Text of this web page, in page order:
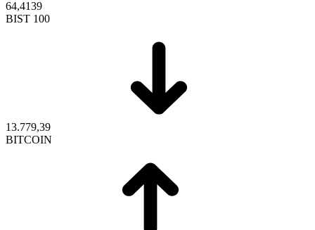
64,4139
BIST 100
13.779,39
BITCOIN